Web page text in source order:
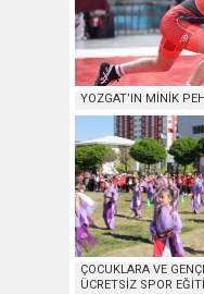
YOZGAT’IN MİNİK
ÇOCUKLARA VE
ÜCRETSİZ SPOR